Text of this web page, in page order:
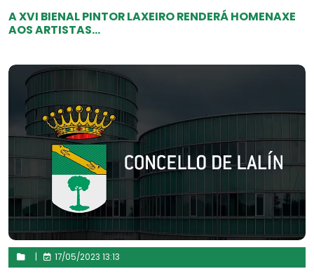
A XVI BIENAL PINTOR LAXEIRO RENDERÁ HOMENAXE
AOS ARTISTAS...
17/05/2023 13:13